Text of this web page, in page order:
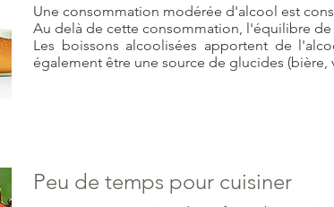
Une consommation modérée d'alcool est
Au delà de cette consommation, l'équilibre
Les boissons alcoolisées apportent de
également être une source de glucides (bière,
Peu de temps pour cuisiner